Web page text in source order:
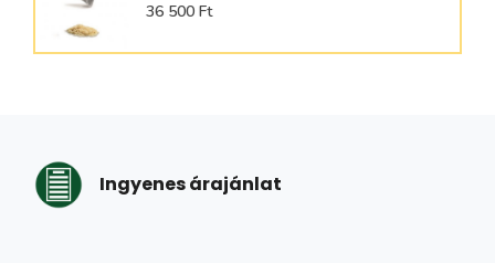
36 500 Ft
Ingyenes árajánlat